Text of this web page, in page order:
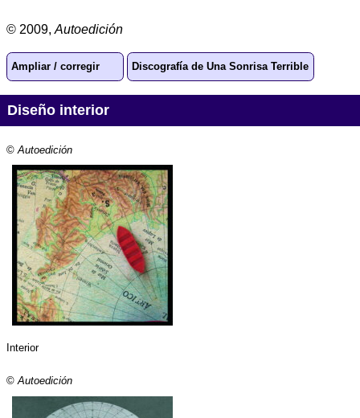
© 2009, Autoedición
Ampliar / corregir Discografía de Una Sonrisa Terrible
Diseño interior
© Autoedición
Interior
© Autoedición